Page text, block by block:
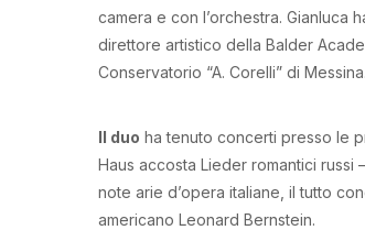
camera e con l’orchestra. Gianluca
direttore artistico della Balder
Conservatorio “A. Corelli” di Messina.
Il duo ha tenuto concerti presso le
Haus accosta Lieder romantici
note arie d’opera italiane, il tutto
americano Leonard Bernstein.